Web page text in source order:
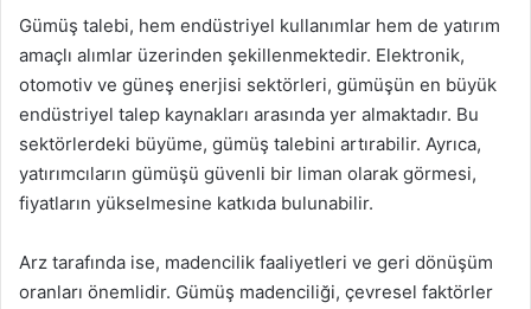
Gümüş talebi, hem endüstriyel kullanımlar hem de yatırım
amaçlı alımlar üzerinden şekillenmektedir. Elektronik,
otomotiv ve güneş enerjisi sektörleri, gümüşün en büyük
endüstriyel talep kaynakları arasında yer almaktadır. Bu
sektörlerdeki büyüme, gümüş talebini artırabilir. Ayrıca,
yatırımcıların gümüşü güvenli bir liman olarak görmesi,
fiyatların yükselmesine katkıda bulunabilir.
Arz tarafında ise, madencilik faaliyetleri ve geri dönüşüm
oranları önemlidir. Gümüş madenciliği, çevresel faktörler